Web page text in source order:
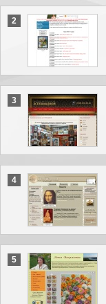
2
3
4
5